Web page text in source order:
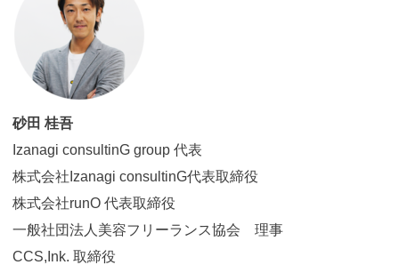
砂田 桂吾
Izanagi consultinG group 代表
株式会社Izanagi consultinG代表取締役
株式会社runO 代表取締役
一般社団法人美容フリーランス協会 理事
CCS,Ink. 取締役